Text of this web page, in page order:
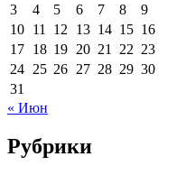
3
4 5 6 7 8
9
10 11 12 13 14 15 16
17 18 19 20 21 22 23
24 25 26 27 28 29 30
31
« Июн
Рубрики